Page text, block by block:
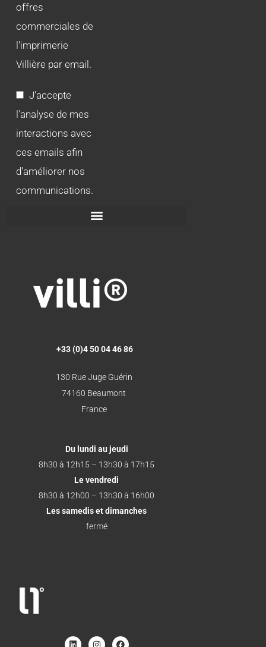
offres
commerciales de
l'imprimerie
Villière par email.
J'accepte
l'analyse de mes
interactions avec
ces emails afin
d'améliorer nos
communications.
+33 (0)4 50 04 46 86
130 Rue Juge Guérin
74160 Beaumont
France
Du lundi au jeudi
8h30 à 12h15 – 13h30 à 17h15
Le vendredi
8h30 à 12h00 – 13h30 à 16h00
Les samedis et dimanches
fermé